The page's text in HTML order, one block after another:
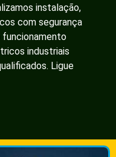
instalação,
com segurança
funcionamento
industriais
Ligue